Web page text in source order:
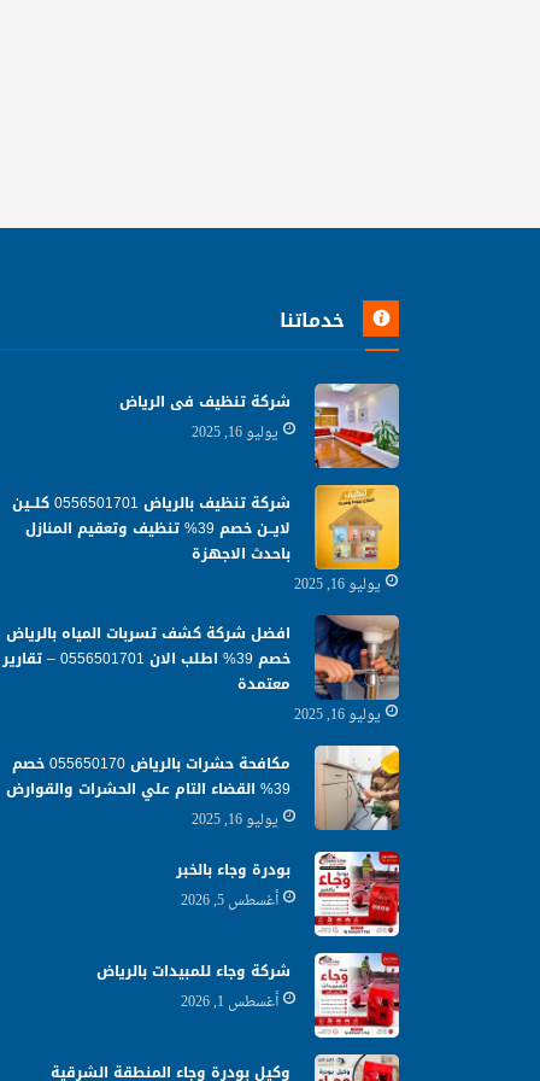
خدماتنا
شركة تنظيف فى الرياض
يوليو 16, 2025
شركة تنظيف بالرياض 0556501701 كلــين
لايــن خصم 39% تنظيف وتعقيم المنازل
باحدث الاجهزة
يوليو 16, 2025
افضل شركة كشف تسربات المياه بالرياض
خصم 39% اطلب الان 0556501701‬‏ – تقارير
معتمدة
يوليو 16, 2025
مكافحة حشرات بالرياض 055650170 خصم
39% القضاء التام علي الحشرات والقوارض
يوليو 16, 2025
بودرة وجاء بالخبر
أغسطس 5, 2026
شركة وجاء للمبيدات بالرياض
أغسطس 1, 2026
وكيل بودرة وجاء المنطقة الشرقية